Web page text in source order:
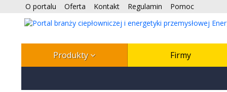
O portalu Oferta Kontakt Regulamin Pomoc
Produkty Firmy